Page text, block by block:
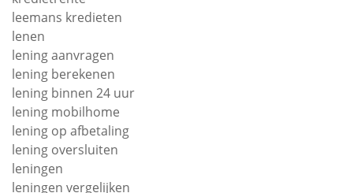
leemans kredieten
lenen
lening aanvragen
lening berekenen
lening binnen 24 uur
lening mobilhome
lening op afbetaling
lening oversluiten
leningen
leningen vergelijken